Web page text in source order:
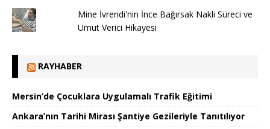
Mine İvrendi'nin İnce Bağırsak Nakli Süreci ve
Umut Verici Hikayesi
RAYHABER
Mersin’de Çocuklara Uygulamalı Trafik Eğitimi
Ankara’nın Tarihi Mirası Şantiye Gezileriyle Tanıtılıyor